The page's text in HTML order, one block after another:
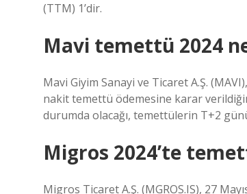
(TTM) 1’dir.
Mavi temettü 2024
Mavi Giyim Sanayi ve Ticaret A.Ş.
nakit temettü ödemesine karar
durumda olacağı, temettülerin T+2
Migros 2024’te
Migros Ticaret A.Ş. (MGROS.IS), 27